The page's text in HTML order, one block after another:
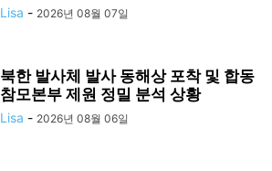
Lisa - 2026년 08월 07일
북한 발사체 발사 동해상 포착 및 합동
참모본부 제원 정밀 분석 상황
Lisa - 2026년 08월 06일